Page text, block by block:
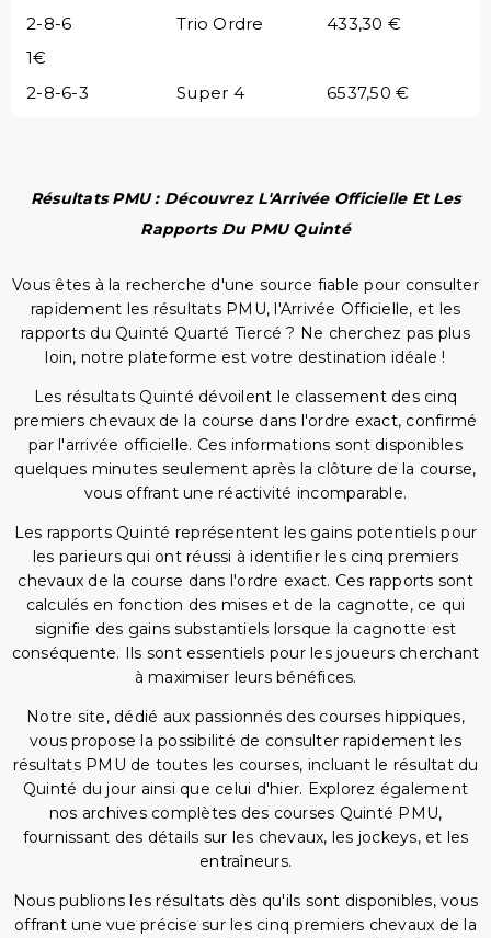
2-8-6
Trio Ordre
433,30 €
1€
2-8-6-3
Super 4 6537,50 €
Résultats PMU : Découvrez L'Arrivée Officielle Et Les
Rapports Du PMU Quinté
Vous êtes à la recherche d'une source fiable pour consulter
rapidement les résultats PMU, l'Arrivée Officielle, et les
rapports du Quinté Quarté Tiercé ? Ne cherchez pas plus
loin, notre plateforme est votre destination idéale !
Les résultats Quinté dévoilent le classement des cinq
premiers chevaux de la course dans l'ordre exact, confirmé
par l'arrivée officielle. Ces informations sont disponibles
quelques minutes seulement après la clôture de la course,
vous offrant une réactivité incomparable.
Les rapports Quinté représentent les gains potentiels pour
les parieurs qui ont réussi à identifier les cinq premiers
chevaux de la course dans l'ordre exact. Ces rapports sont
calculés en fonction des mises et de la cagnotte, ce qui
signifie des gains substantiels lorsque la cagnotte est
conséquente. Ils sont essentiels pour les joueurs cherchant
à maximiser leurs bénéfices.
Notre site, dédié aux passionnés des courses hippiques,
vous propose la possibilité de consulter rapidement les
résultats PMU de toutes les courses, incluant le résultat du
Quinté du jour ainsi que celui d'hier. Explorez également
nos archives complètes des courses Quinté PMU,
fournissant des détails sur les chevaux, les jockeys, et les
entraîneurs.
Nous publions les résultats dès qu'ils sont disponibles, vous
offrant une vue précise sur les cinq premiers chevaux de la